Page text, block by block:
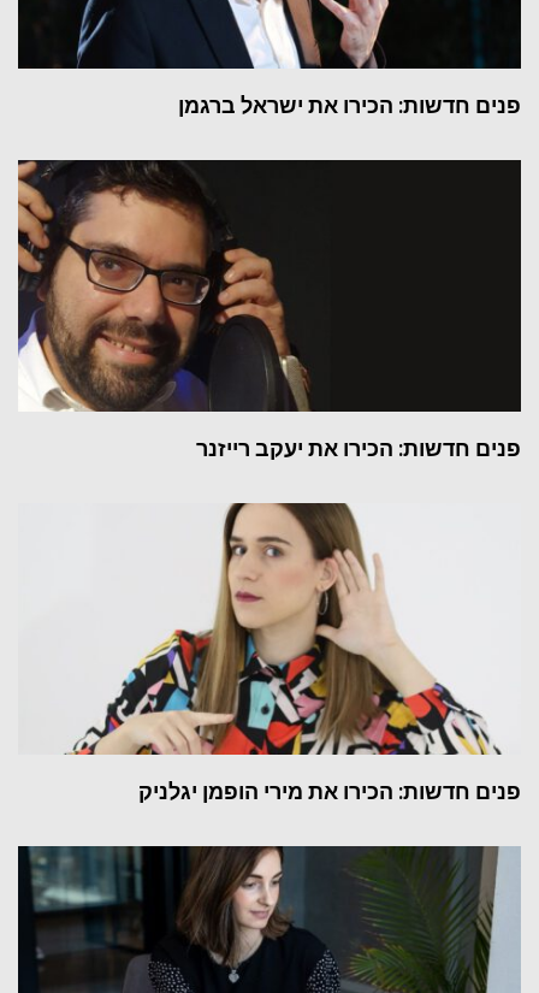
פנים חדשות: הכירו את ישראל ברגמן
פנים חדשות: הכירו את יעקב רייזנר
פנים חדשות: הכירו את מירי הופמן יגלניק